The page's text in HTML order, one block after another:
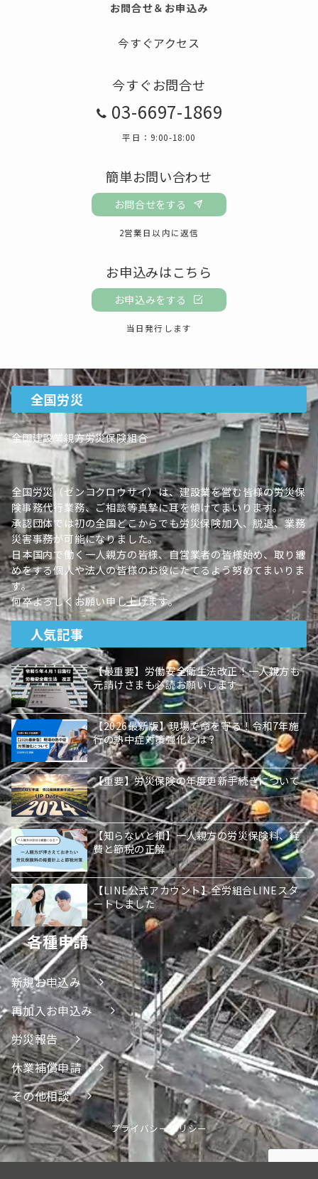
お問合せ＆お申込み
今すぐアクセス
今すぐお問合せ
03-6697-1869
平日：9:00-18:00
簡単お問い合わせ
お問合せをする
2営業日以内に返信
お申込みはこちら
お申込みをする
当日発行します
全国労災
全国建設業親方労災保険組合
全国労災（ゼンコクロウサイ）は、建設業を営む皆様の労災保
険事務代行業務、ご相談等真摯に耳を傾けてまいります。
承認団体では初の全国どこからでも労災保険加入、脱退、業務
災害事務が可能になりました。
日本国内で働く一人親方の皆様、自営業者の皆様始め、取り纏
めをする個人や法人の皆様のお役にたてるよう努めてまいりま
す。
何卒よろしくお願い申し上げます。
人気記事
【最重要】労働安全衛生法改正！一人親方も
元請けさまも必読お願いします
【2026最新版】現場で命を守る！令和7年施
行の熱中症対策強化とは？
【重要】労災保険の年度更新手続きについて
【知らないと損】一人親方の労災保険料、経
費と節税の正解
【LINE公式アカウント】全労組合LINEスタ
ートしました
各種申請
新規お申込み
再加入お申込み
労災報告
休業補償申請
その他相談
プライバシーポリシー